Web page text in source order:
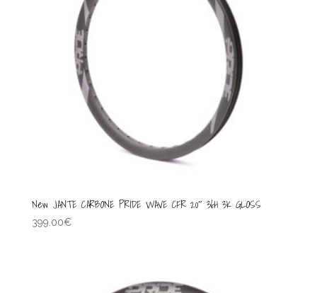
New JANTE CARBONE PRIDE WAVE CFR 20″ 36H 3K GLOSS
399.00€